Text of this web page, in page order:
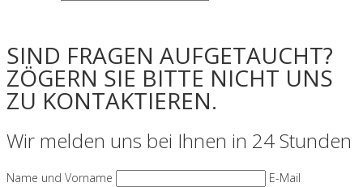
SIND FRAGEN AUFGETAUCHT?
ZÖGERN SIE BITTE NICHT UNS
ZU KONTAKTIEREN.
Wir melden uns bei Ihnen in 24 Stunden
Name und Vorname E-Mail